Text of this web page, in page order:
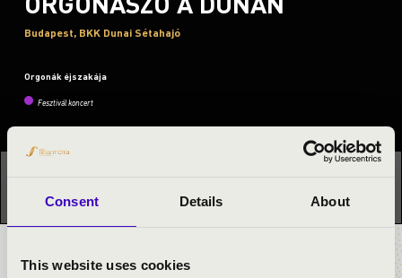
Consent Details About
This website uses cookies
Budapest, BKK Dunai Sétahajó
Orgonák éjszakája
Fesztivál koncert
programhoz: Orgonák éjszakája »
BÉRLET- ÉS JEGYÁRAK